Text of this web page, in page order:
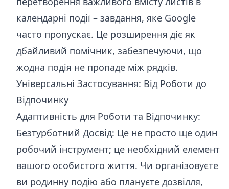
календарні події – завдання, яке Google
часто пропускає. Це розширення діє як
дбайливий помічник, забезпечуючи, що
жодна подія не пропаде між рядків.
Універсальні Застосування: Від Роботи до
Відпочинку
Адаптивність для Роботи та Відпочинку:
Безтурботний Досвід: Це не просто ще один
робочий інструмент; це необхідний елемент
вашого особистого життя. Чи організовуєте
ви родинну подію або плануєте дозвілля,